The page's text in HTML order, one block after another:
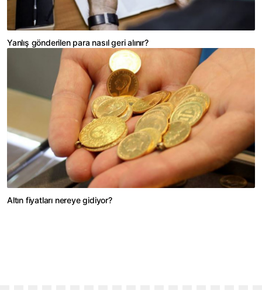
Yanlış gönderilen para nasıl geri alınır?
Altın fiyatları nereye gidiyor?